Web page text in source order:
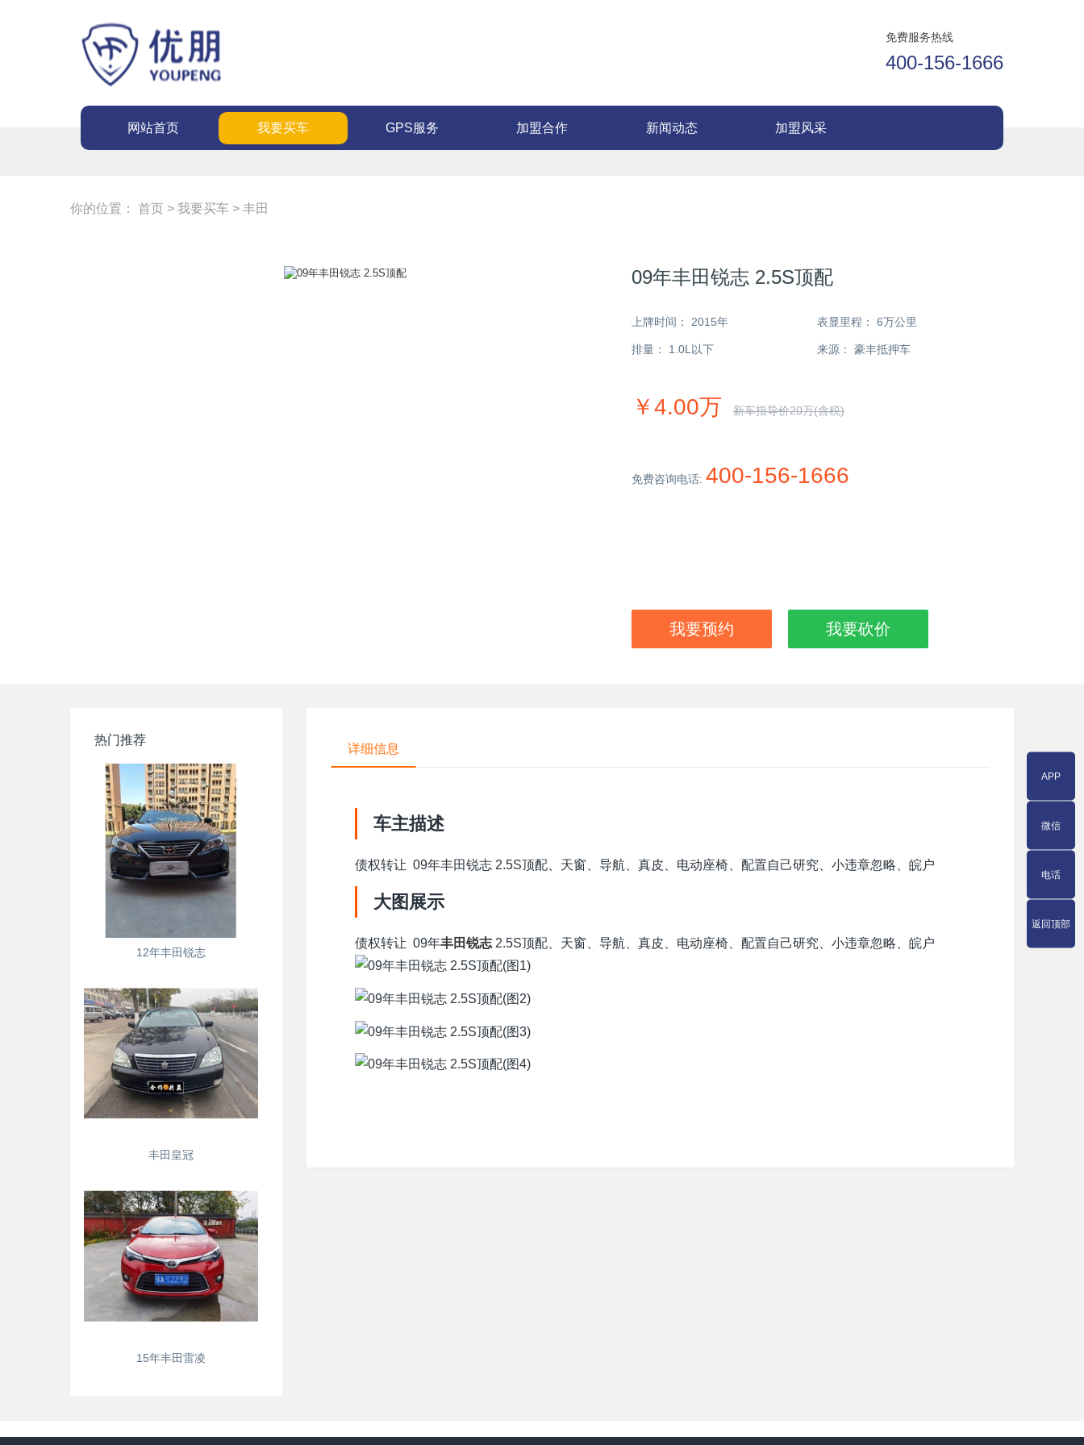
免费服务热线
400-156-1666
网站首页 我要买车 GPS服务 加盟合作 新闻动态 加盟风采
你的位置： 首页 > 我要买车 > 丰田
09年丰田锐志 2.5S顶配
上牌时间： 2015年 表显里程： 6万公里
排量： 1.0L以下 来源： 豪丰抵押车
￥4.00万 新车指导价20万(含税)
免费咨询电话: 400-156-1666
我要预约 我要砍价
详细信息
车主描述
债权转让 09年丰田锐志 2.5S顶配、天窗、导航、真皮、电动座椅、配置自己研究、小违章忽略、皖户
大图展示
债权转让 09年丰田锐志2.5S顶配、天窗、导航、真皮、电动座椅、配置自己研究、小违章忽略、皖户
热门推荐
12年丰田锐志
丰田皇冠
15年丰田雷凌
APP
微信
电话
返回顶部